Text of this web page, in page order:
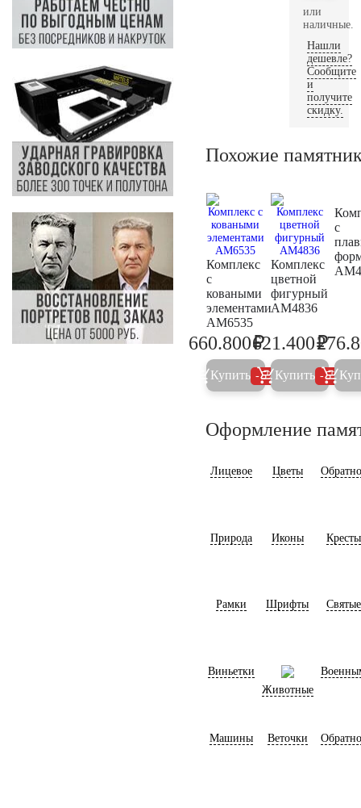
или
наличные.
Нашли
дешевле?
Сообщите
и
получите
скидку.
Похожие
Комплекс
с
коваными
элементами
AM6535
695.600
660.800₽
Купить 5%
Комплекс
цветной
фигурный
AM4836
621.400₽
Купить 5%
с
Оформление
Лицевое Цветы
Природа Иконы Кресты
Рамки Шрифты Святые
Виньетки
Животные
Машины Веточки